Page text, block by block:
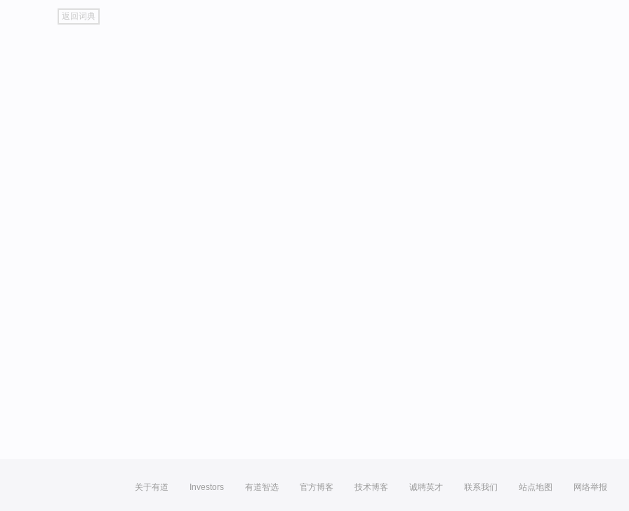
go
top
返回词典
关于有道 Investors 有道智选 官方博客 技术博客 诚聘英才 联系我们 站点地图 网络举报